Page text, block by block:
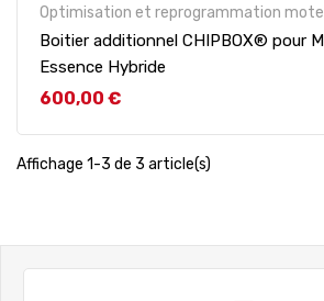
Optimisation et reprogrammation
Boitier additionnel CHIPBOX® pour
Essence Hybride
Prix
600,00 €
Affichage 1-3 de 3 article(s)